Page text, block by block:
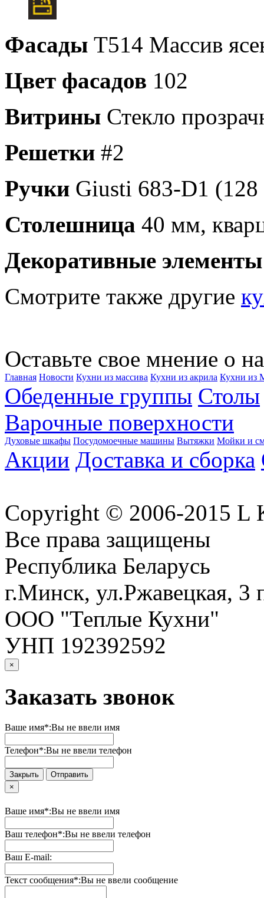
Фасады Т514 Массив
Цвет фасадов 102
Витрины Стекло
Решетки #2
Ручки Giusti 683-D1
Столешница 40 мм,
Декоративные
Смотрите также другие
Оставьте свое мнение о
Главная Новости Кухни из массива Кухни из акрила Кухни из
Обеденные группы Столы
Варочные поверхности
Духовые шкафы Посудомоечные машины Вытяжки Мойки и
Акции Доставка и сборка
Copyright © 2006-2015
Все права защищены
Республика Беларусь
г.Минск, ул.Ржавецкая, 3
ООО "Теплые Кухни"
УНП 192392592
×
Заказать звонок
Ваше имя*:Вы не ввели имя
Телефон*:Вы не ввели телефон
Закрыть
Отправить
×
Ваше имя*:Вы не ввели имя
Ваш телефон*:Вы не ввели телефон
Ваш E-mail:
Текст сообщения*:Вы не ввели сообщение